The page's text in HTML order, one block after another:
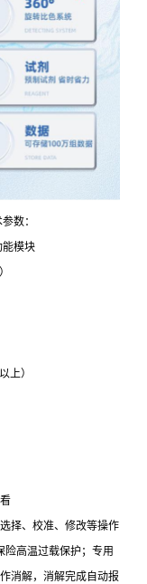
数：
能模块
上）
择、校准、修改等操作
险高温过载保护；专用
消解，消解完成自动报